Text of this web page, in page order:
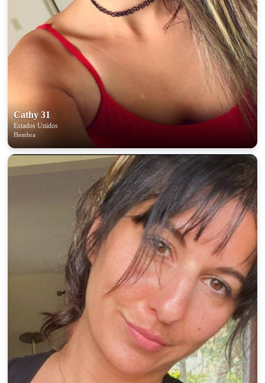
Cathy 31
Estados Unidos
Hembra